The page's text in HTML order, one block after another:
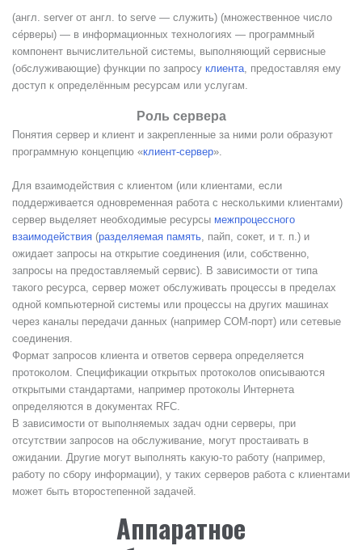
(англ. server от англ. to serve — служить) (множественное число
се́рверы) — в информационных технологиях — программный
компонент вычислительной системы, выполняющий сервисные
(обслуживающие) функции по запросу клиента, предоставляя ему
доступ к определённым ресурсам или услугам.
Роль сервера
Понятия сервер и клиент и закрепленные за ними роли образуют
программную концепцию «клиент-сервер».
Для взаимодействия с клиентом (или клиентами, если
поддерживается одновременная работа с несколькими клиентами)
сервер выделяет необходимые ресурсы межпроцессного
взаимодействия (разделяемая память, пайп, сокет, и т. п.) и
ожидает запросы на открытие соединения (или, собственно,
запросы на предоставляемый сервис). В зависимости от типа
такого ресурса, сервер может обслуживать процессы в пределах
одной компьютерной системы или процессы на других машинах
через каналы передачи данных (например COM-порт) или сетевые
соединения.
Формат запросов клиента и ответов сервера определяется
протоколом. Спецификации открытых протоколов описываются
открытыми стандартами, например протоколы Интернета
определяются в документах RFC.
В зависимости от выполняемых задач одни серверы, при
отсутствии запросов на обслуживание, могут простаивать в
ожидании. Другие могут выполнять какую-то работу (например,
работу по сбору информации), у таких серверов работа с клиентами
может быть второстепенной задачей.
Аппаратное